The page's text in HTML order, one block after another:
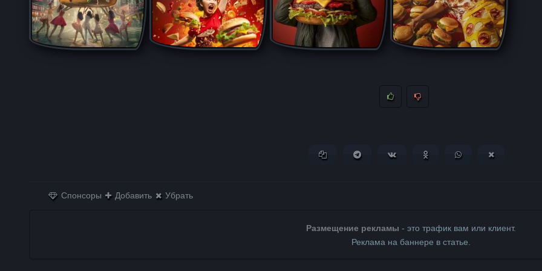
Копировать ссылкуПоделиться в Telegram
Поделиться ВКонтакте
Поделиться вПоделиться в
Спонсоры Добавить Убрать
Размещение рекламы - это трафик вам или клиент.
Реклама на баннере в статье.